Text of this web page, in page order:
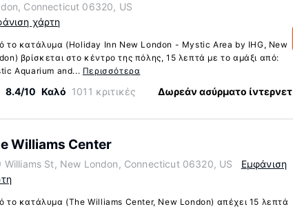
Connecticut 06320, US
χάρτη
το κατάλυμα (Holiday Inn New London - Mystic Area by IHG, New
βρίσκεται στο κέντρο της πόλης, 15 λεπτά με το αμάξι από:
Aquarium and... Περισσότερα
8.4/10 Καλό 1011 κριτικές Δωρεάν ασύρματο ίντερνετ
Williams Center
Williams St, New London, Connecticut 06320, US
Εμφάνιση
το κατάλυμα (The Williams Center, New London) απέχει 15 λεπτά